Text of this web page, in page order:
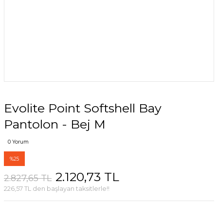
Evolite Point Softshell Bay
Pantolon - Bej M
0 Yorum
%25
2.827,65 TL 2.120,73 TL
226,57 TL den başlayan taksitlerle!!